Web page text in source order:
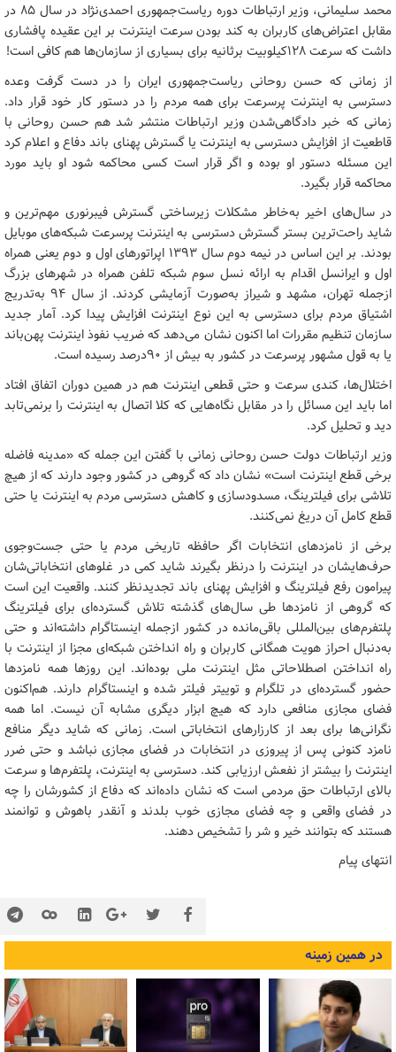
محمد سلیمانی، وزیر ارتباطات دوره ریاست‌جمهوری احمدی‌نژاد در سال ۸۵ در
مقابل اعتراض‌های کاربران به کند بودن سرعت اینترنت بر این عقیده پافشاری
داشت که سرعت ۱۲۸کیلوبیت برثانیه برای بسیاری از سازمان‌ها هم کافی است!
از زمانی که حسن روحانی ریاست‌جمهوری ایران را در دست گرفت وعده
دسترسی به اینترنت پرسرعت برای همه مردم را در دستور کار خود قرار داد.
زمانی که خبر دادگاهی‌شدن وزیر ارتباطات منتشر شد هم حسن روحانی با
قاطعیت از افزایش دسترسی به اینترنت یا گسترش پهنای باند دفاع و اعلام کرد
این مسئله دستور او بوده و اگر قرار است کسی محاکمه شود او باید مورد
محاکمه قرار بگیرد.
در سال‌های اخیر به‌خاطر مشکلات زیرساختی گسترش فیبرنوری مهم‌ترین و
شاید راحت‌ترین بستر گسترش دسترسی به اینترنت پرسرعت شبکه‌های موبایل
بودند. بر این اساس در نیمه دوم سال ۱۳۹۳ اپراتورهای اول و دوم یعنی همراه
اول و ایرانسل اقدام به ارائه نسل سوم شبکه تلفن همراه در شهرهای بزرگ
ازجمله تهران، مشهد و شیراز به‌صورت آزمایشی کردند. از سال ۹۴ به‌تدریج
اشتیاق مردم برای دسترسی به این نوع اینترنت افزایش پیدا کرد. آمار جدید
سازمان تنظیم مقررات اما اکنون نشان می‌دهد که ضریب نفوذ اینترنت پهن‌باند
یا به قول مشهور پرسرعت در کشور به بیش از ۹۰درصد رسیده است.
اختلال‌ها، کندی سرعت و حتی قطعی اینترنت هم در همین دوران اتفاق افتاد
اما باید این مسائل را در مقابل نگاه‌هایی که کلا اتصال به اینترنت را برنمی‌تابد
دید و تحلیل کرد.
وزیر ارتباطات دولت حسن روحانی زمانی با گفتن این جمله که «مدینه فاضله
برخی قطع اینترنت است» نشان داد که گروهی در کشور وجود دارند که از هیچ
تلاشی برای فیلترینگ، مسدودسازی و کاهش دسترسی مردم به اینترنت یا حتی
قطع کامل آن دریغ نمی‌کنند.
برخی از نامزدهای انتخابات اگر حافظه‌ تاریخی مردم یا حتی جست‌وجوی
حرف‌هایشان در اینترنت را درنظر بگیرند شاید کمی در غلوهای انتخاباتی‌شان
پیرامون رفع فیلترینگ و افزایش پهنای باند تجدیدنظر کنند. واقعیت این است
که گروهی از نامزدها طی سال‌های گذشته تلاش گسترده‌ای برای فیلترینگ
پلتفرم‌های بین‌المللی باقی‌مانده در کشور ازجمله اینستاگرام داشته‌اند و حتی
به‌دنبال احراز هویت همگانی کاربران و راه انداختن شبکه‌ای مجزا از اینترنت با
راه انداختن اصطلاحاتی مثل اینترنت ملی بوده‌اند. این روزها همه نامزدها
حضور گسترده‌ای در تلگرام و توییتر فیلتر شده و اینستاگرام دارند. هم‌اکنون
فضای مجازی منافعی دارد که هیچ ابزار دیگری مشابه آن نیست. اما همه
نگرانی‌ها برای بعد از کارزارهای انتخاباتی است. زمانی که شاید دیگر منافع
نامزد کنونی پس از پیروزی در انتخابات در فضای مجازی نباشد و حتی ضرر
اینترنت را بیشتر از نفعش ارزیابی کند. دسترسی به اینترنت، پلتفرم‌ها و سرعت
بالای ارتباطات حق مردمی است که نشان داده‌اند که دفاع از کشورشان را چه
در فضای واقعی و چه فضای مجازی خوب بلدند و آنقدر باهوش و توانمند
هستند که بتوانند خیر و شر را تشخیص دهند.
انتهای پیام
در همین زمینه